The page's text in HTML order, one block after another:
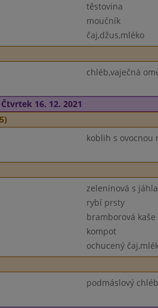
těstovina
moučník
čaj,džus,mléko
chléb,vaječná
Čtvrtek 16. 12. 2021
koblih s ovocnou
zeleninová s
rybí prsty
bramborová kaše
kompot
ochucený
podmáslový